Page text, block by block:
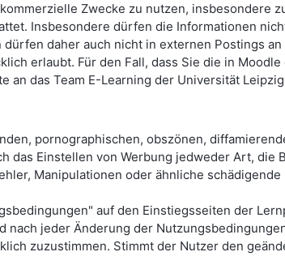
Zwecke zu nutzen, insbesondere
Insbesondere dürfen die Informationen
daher auch nicht in externen Postings
erlaubt. Für den Fall, dass Sie die in
an das Team E-Learning der Universität
pornographischen, obszönen,
das Einstellen von Werbung jedweder Art,
Manipulationen oder ähnliche
auf den Einstiegsseiten der
jeder Änderung der
zuzustimmen. Stimmt der Nutzer den